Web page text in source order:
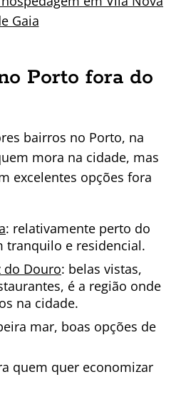
Gaia
Porto fora do
bairros no Porto, na
mora na cidade, mas
excelentes opções fora
: relativamente perto do
tranquilo e residencial.
do Douro: belas vistas,
é a região onde
na cidade.
mar, boas opções de
quem quer economizar